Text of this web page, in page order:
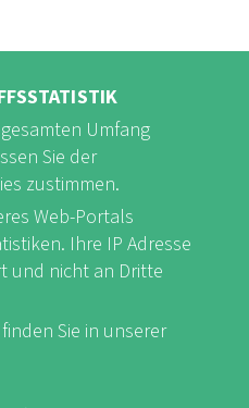
Instagram
Umfang
Sie der
zustimmen.
Web-Portals
Ihre IP Adresse
und nicht an Dritte
Sie in unserer